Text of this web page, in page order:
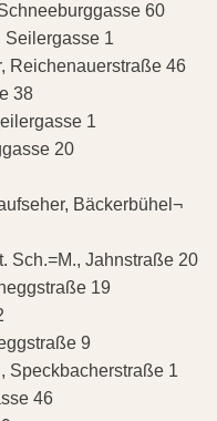
60
1
Reichenauerstraße 46
38
1
20
Bäckerbühel¬
Sch.=M., Jahnstraße 20
19
9
Speckbacherstraße 1
46